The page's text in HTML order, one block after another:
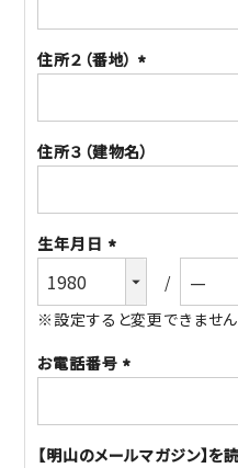
須)
住所２（番地）
須)
住所３（建物名）
生年月日
須)
※設定すると変更できません
お電話番号
須)
【明山のメールマガジン】を